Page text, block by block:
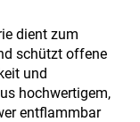
dient zum
schützt offene
und
hochwertigem,
entflammbar